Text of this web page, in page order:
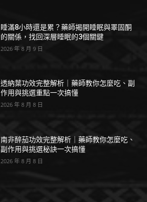
睡滿8小時還是累？藥師揭開睡眠與睪固酮
的關係，找回深層睡眠的3個關鍵
2026 年 8 月 9 日
透納葉功效完整解析｜藥師教你怎麼吃、副
作用與挑選重點一次搞懂
2026 年 8 月 8 日
南非醉茄功效完整解析｜藥師教你怎麼吃、
副作用與挑選秘訣一次搞懂
2026 年 8 月 8 日